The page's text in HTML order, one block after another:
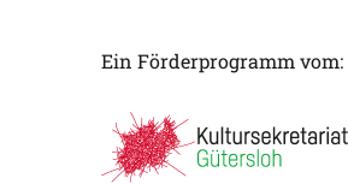
Ein Förderprogramm vom: